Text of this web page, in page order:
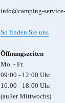
info@camping-
So finden Sie uns
Öffnungszeiten
Mo. - Fr.
09:00 - 12:00 Uhr
16:00 - 18:00 Uhr
(außer Mittwochs)